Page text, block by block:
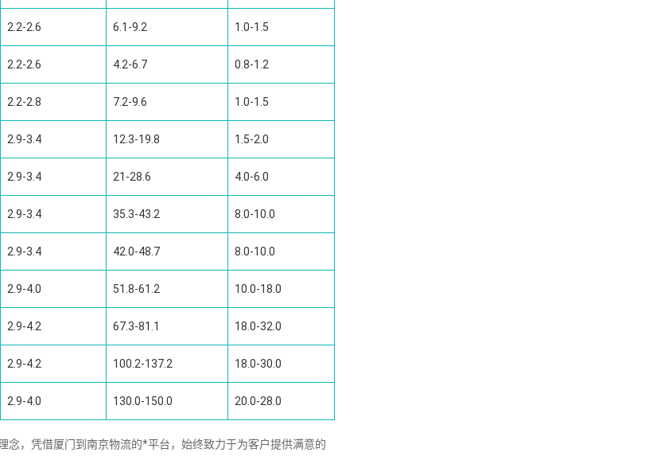
2.2-2.6 6.1-9.2 1.0-1.5
2.2-2.6 4.2-6.7 0.8-1.2
2.2-2.8 7.2-9.6 1.0-1.5
2.9-3.4 12.3-19.8 1.5-2.0
2.9-3.4 21-28.6 4.0-6.0
2.9-3.4 35.3-43.2 8.0-10.0
2.9-3.4 42.0-48.7 8.0-10.0
2.9-4.0 51.8-61.2 10.0-18.0
2.9-4.2 67.3-81.1 18.0-32.0
2.9-4.2 100.2-137.2 18.0-30.0
2.9-4.0 130.0-150.0 20.0-28.0
，凭借厦门到南京物流的*平台，始终致力于为客户提供满意的